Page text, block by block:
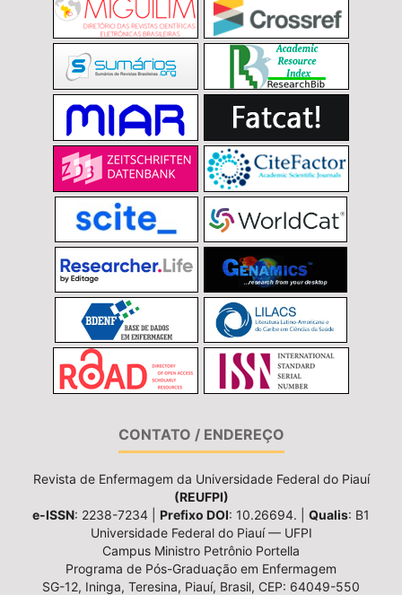
CONTATO / ENDEREÇO
Revista de Enfermagem da Universidade Federal do Piauí
(REUFPI)
e-ISSN: 2238-7234 | Prefixo DOI: 10.26694. | Qualis: B1
Universidade Federal do Piauí — UFPI
Campus Ministro Petrônio Portella
Programa de Pós-Graduação em Enfermagem
SG-12, Ininga, Teresina, Piauí, Brasil, CEP: 64049-550